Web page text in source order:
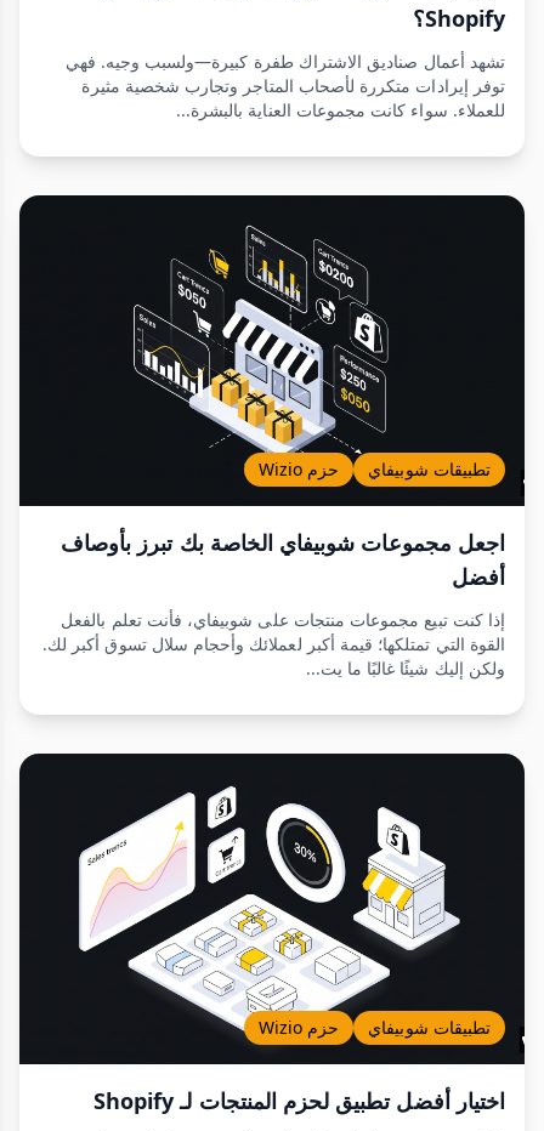
Shopify؟
تشهد أعمال صناديق الاشتراك طفرة كبيرة—ولسبب وجيه. فهي
توفر إيرادات متكررة لأصحاب المتاجر وتجارب شخصية مثيرة
للعملاء. سواء كانت مجموعات العناية بالبشرة...
تطبيقات شوبيفاي حزم Wizio
اجعل مجموعات شوبيفاي الخاصة بك تبرز بأوصاف
أفضل
إذا كنت تبيع مجموعات منتجات على شوبيفاي، فأنت تعلم بالفعل
القوة التي تمتلكها؛ قيمة أكبر لعملائك وأحجام سلال تسوق أكبر لك.
ولكن إليك شيئًا غالبًا ما يت...
تطبيقات شوبيفاي حزم Wizio
اختيار أفضل تطبيق لحزم المنتجات لـ Shopify